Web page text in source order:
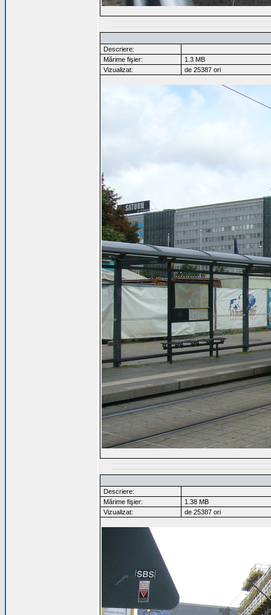
Descriere:
Mărime fişier:
1.3 MB
Vizualizat:
de 25387 ori
Descriere:
Mărime fişier:
1.38 MB
Vizualizat:
de 25387 ori